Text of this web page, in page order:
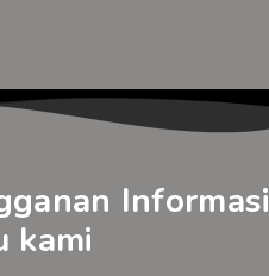
Informasi
kami